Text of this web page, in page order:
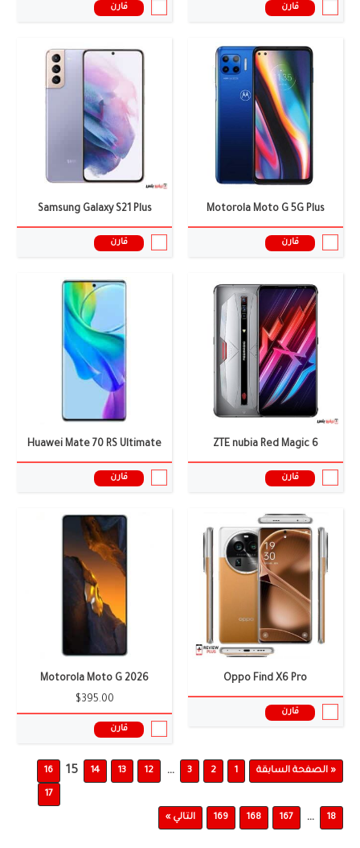
قارن قارن
Motorola Moto G 5G Plus
قارن
Samsung Galaxy S21 Plus
قارن
ZTE nubia Red Magic 6
قارن
الشاشة:
الكاميرا:
ثلاثية: 64+8+2 ميجا بكسل
الذاكرة العشوائية:
8/12 جيجابايت
البطارية:
نظام التشغيل:
اندرويد 11
المعالج: Snapdragon 888
سعر ومواصفات الموبايل ←
Huawei Mate 70 RS Ultimate
قارن
الشاشة:
الكاميرا:8+50+64 ميجا بيكسل
الذاكرة العشوائية:18 جيجابايت
البطارية:5200 ملى امبير
نظام التشغيل:HarmonyOS 5.0
Kirin 9000
سعر ومواصفات الموبايل ←
Oppo Find X6 Pro
قارن
الشاشة:6.82 انش (LTPO3 AMOLED)
الكاميرا:50+50+50 ميجا بيكسل
الذاكرة العشوائية:12/16 جيجابايت (Ram)
البطارية:5000 ملي امبير
نظام التشغيل:اندرويد 13 - ColorOS 13.1
المعالج:Snapdragon 8 Gen 2
سعر ومواصفات الموبايل ←
Motorola Moto G 2026
$395.00
قارن
الذاكرة العشوائية:12 جيجابايت
نظام التشغيل:اندرويد 15
سعر ومواصفات الموبايل ←
« الصفحة السابقة 1
2
3
…
12
13
14
15
16
17
18
…
167
168
169 التالي »